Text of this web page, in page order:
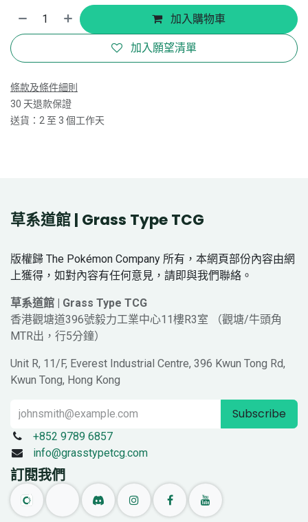
加入購物車
加入願望清單
條款及條件細則
30 天退款保證
送貨：2 至 3 個工作天
草系道館 | Grass Type TCG
版權歸 The Pokémon Company 所有，本網頁部份內容由網
上獲得，如對內容有任何意見，請即與我們聯絡。
草系道館 | Grass Type TCG
香港觀塘道396號毅力工業中心11樓R3室 （觀塘/牛頭角
MTR出，行5分鐘）
Unit R, 11/F, Everest Industrial Centre, 396 Kwun Tong Rd,
Kwun Tong, Hong Kong
Subscribe
+852 9789 6857
info@grasstypetcg.com
訂閱我們